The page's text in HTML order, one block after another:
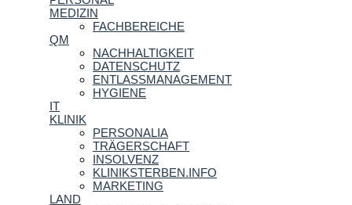
MEDIZIN
FACHBEREICHE
QM
NACHHALTIGKEIT
DATENSCHUTZ
ENTLASSMANAGEMENT
HYGIENE
IT
KLINIK
PERSONALIA
TRÄGERSCHAFT
INSOLVENZ
KLINIKSTERBEN.INFO
MARKETING
LAND